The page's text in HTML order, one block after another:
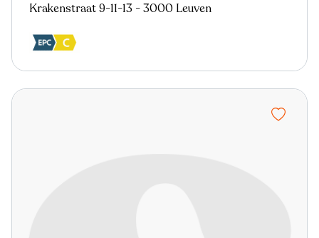
Krakenstraat 9-11-13 - 3000 Leuven